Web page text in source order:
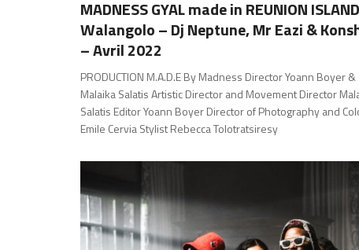
MADNESS GYAL made in REUNION
Walangolo – Dj Neptune, Mr Eazi &
– Avril 2022
PRODUCTION M.A.D.E By Madness Director Yoann Boyer &
Malaika Salatis Artistic Director and Movement Director
Salatis Editor Yoann Boyer Director of Photography and
Emile Cervia Stylist Rebecca Tolotratsiresy